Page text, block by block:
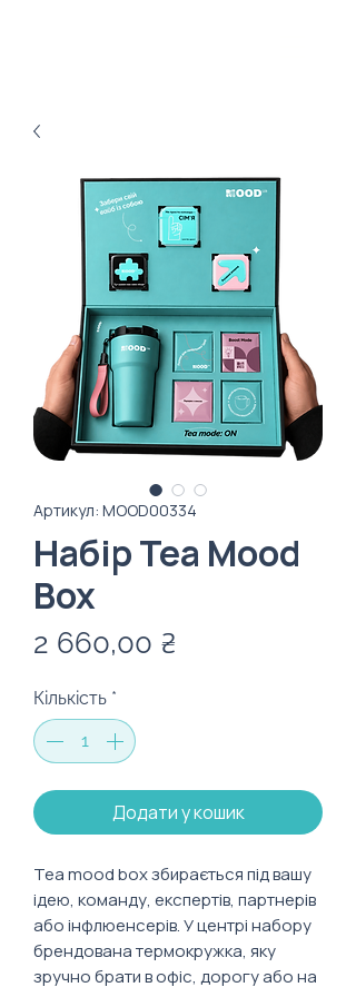
Артикул: MOOD00334
Набір Tea Mood
Box
2 660,00 ₴
Кількість *
Додати у кошик
Tea mood box збирається під вашу
ідею, команду, експертів, партнерів
або інфлюенсерів. У центрі набору
брендована термокружка, яку
зручно брати в офіс, дорогу або на